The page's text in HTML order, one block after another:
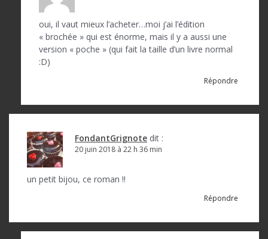
oui, il vaut mieux l’acheter…moi j’ai l’édition
« brochée » qui est énorme, mais il y a aussi une
version « poche » (qui fait la taille d’un livre normal
:D)
Répondre
FondantGrignote dit :
20 juin 2018 à 22 h 36 min
un petit bijou, ce roman !!
Répondre